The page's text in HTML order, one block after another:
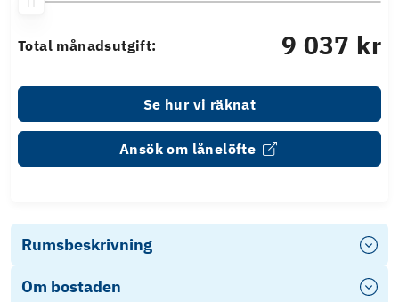
Total månadsutgift: 9 037 kr
Se hur vi räknat
Ansök om lånelöfte
Rumsbeskrivning
Om bostaden